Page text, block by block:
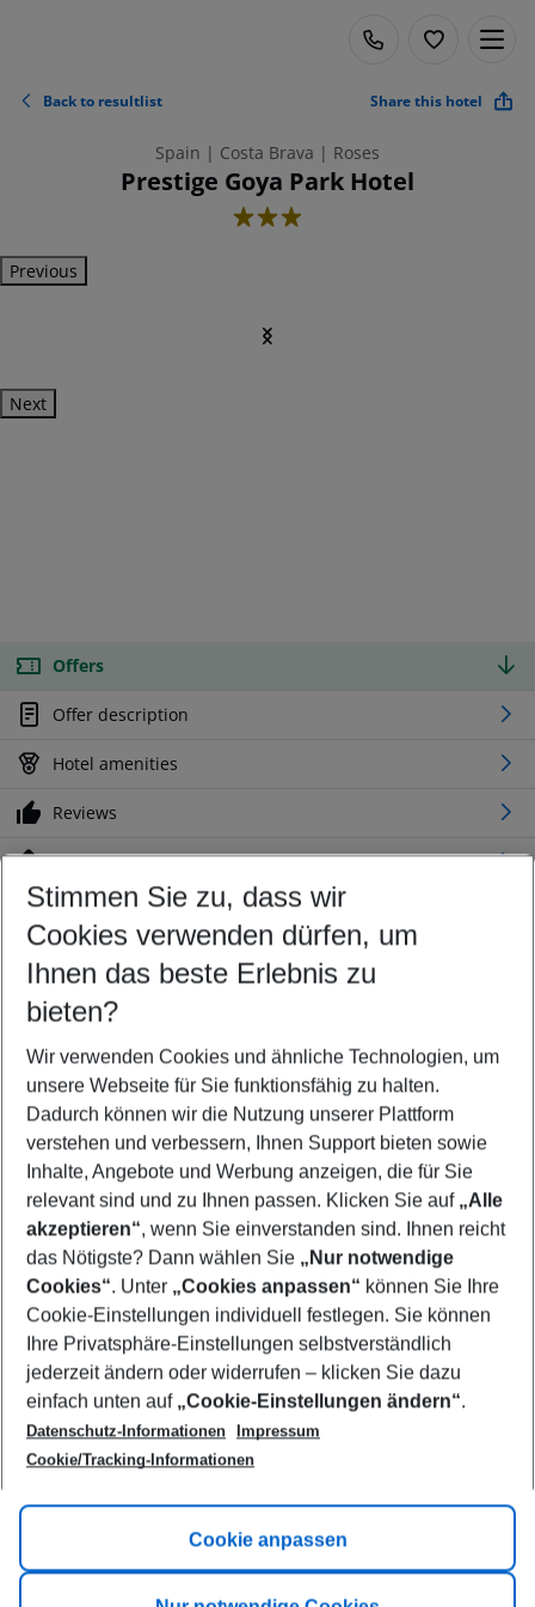
Back to resultlist Share this hotel
Spain | Costa Brava | Roses
Prestige Goya Park Hotel
3
Previous
Next
Offers
Offer description
Hotel amenities
Reviews
Location
Customize your offer
Find the perfect deal which suits your best
Your departure airport
Any airport
Select your date range
09/08/26–07/08/27 5-8 nights
Who will travel
2 adults No children
Show more filter
Footer
Footer navigation
Title A
Link A
Stimmen Sie zu, dass wir
Cookies verwenden dürfen, um
Ihnen das beste Erlebnis zu
bieten?
Wir verwenden Cookies und ähnliche Technologien, um
unsere Webseite für Sie funktionsfähig zu halten.
Dadurch können wir die Nutzung unserer Plattform
verstehen und verbessern, Ihnen Support bieten sowie
Inhalte, Angebote und Werbung anzeigen, die für Sie
relevant sind und zu Ihnen passen. Klicken Sie auf „Alle
akzeptieren“, wenn Sie einverstanden sind. Ihnen reicht
das Nötigste? Dann wählen Sie „Nur notwendige
Cookies“. Unter „Cookies anpassen“ können Sie Ihre
Cookie-Einstellungen individuell festlegen. Sie können
Ihre Privatsphäre-Einstellungen selbstverständlich
jederzeit ändern oder widerrufen – klicken Sie dazu
einfach unten auf „Cookie-Einstellungen ändern“.
Datenschutz-Informationen
Impressum
Cookie/Tracking-Informationen
Cookie anpassen